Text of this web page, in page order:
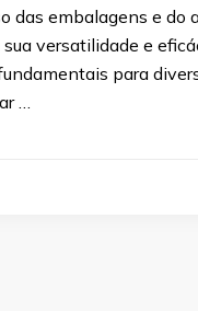
das embalagens e do
versatilidade e
para
…